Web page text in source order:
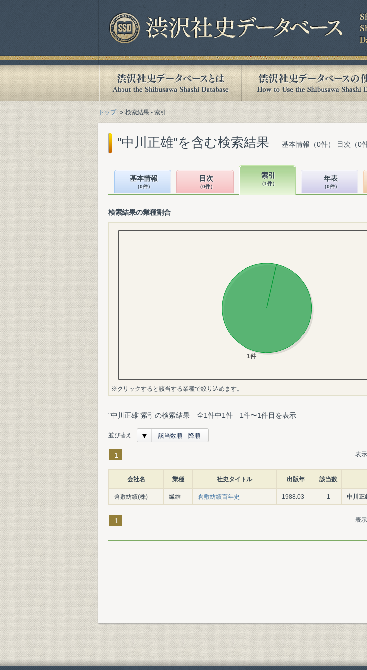
トップ 検索結果 - 索引
"中川正雄"を含む検索結果 基本情報（0件） 目次（0
基本情報
（0件）
目次
（0件）
索引
（1件）
年表
（0件）
検索結果の業種割合
※クリックすると該当する業種で絞り込めます。
"中川正雄"索引の検索結果 全1件中1件 1件〜1件目を表示
並び替え 該当数順 降順
1 表
会社名 業種 社史タイトル 出版年 該当数
倉敷紡績(株) 繊維 倉敷紡績百年史 1988.03 1 中川正
1 表